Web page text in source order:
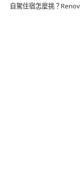
自駕住宿怎麼挑？